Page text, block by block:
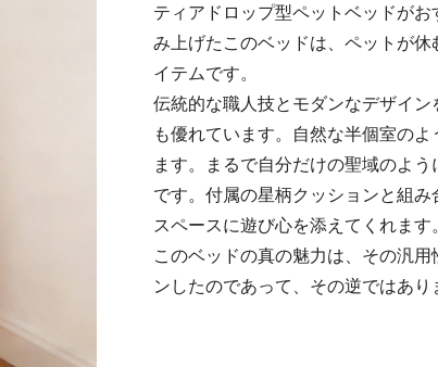
ティアドロップ型ペットベッドが
み上げたこのベッドは、ペットが
イテムです。
伝統的な職人技とモダンなデザイ
も優れています。自然な半個室の
ます。まるで自分だけの聖域のよ
です。付属の星柄クッションと組
スペースに遊び心を添えてくれます。
このベッドの真の魅力は、その汎
ンしたのであって、その逆ではあり